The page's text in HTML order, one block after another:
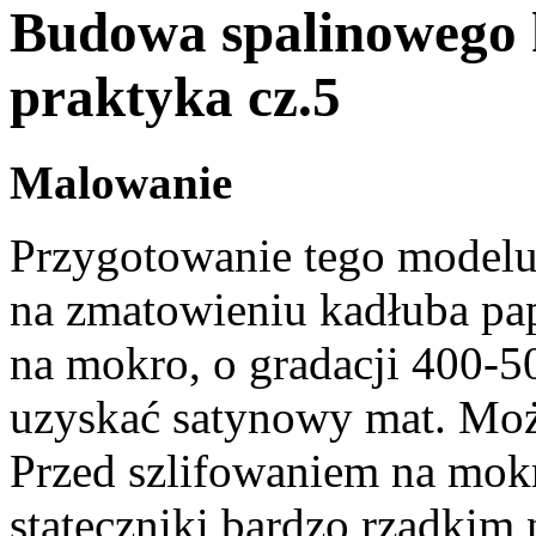
Budowa
praktyka cz.5
Malowanie
Przygotowanie tego
na zmatowieniu kadłuba
na mokro, o gradacji 400-
uzyskać satynowy mat.
Przed szlifowaniem na
stateczniki bardzo rzadkim